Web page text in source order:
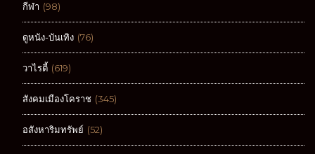
กีฬา (98)
ดูหนัง-บันเทิง (76)
วาไรตี้ (619)
สังคมเมืองโคราช (345)
อสังหาริมทรัพย์ (52)